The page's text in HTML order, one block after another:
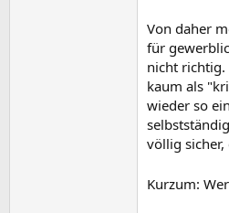
Von daher
für
nicht richtig.
kaum als
wieder so
völlig sicher,
Kurzum: